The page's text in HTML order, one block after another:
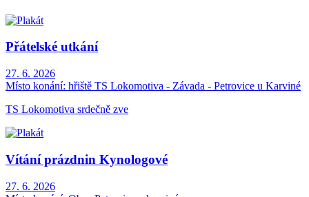
Přátelské utkání
27. 6. 2026
Místo konání: hřiště TS Lokomotiva - Závada - Petrovice u Karviné
TS Lokomotiva srdečně zve
Vítání prázdnin Kynologové
27. 6. 2026